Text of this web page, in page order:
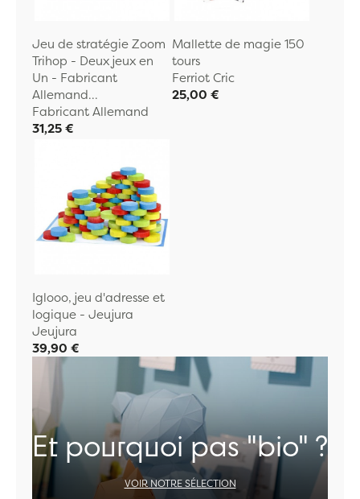
Jeu de stratégie Zoom
Trihop - Deux jeux en
Un - Fabricant
Allemand...
Fabricant Allemand
31,25 €
Mallette de magie 150
tours
Ferriot Cric
25,00 €
Iglooo, jeu d'adresse et
logique - Jeujura
Jeujura
39,90 €
Et pourquoi pas "bio" ?
VOIR NOTRE SÉLECTION